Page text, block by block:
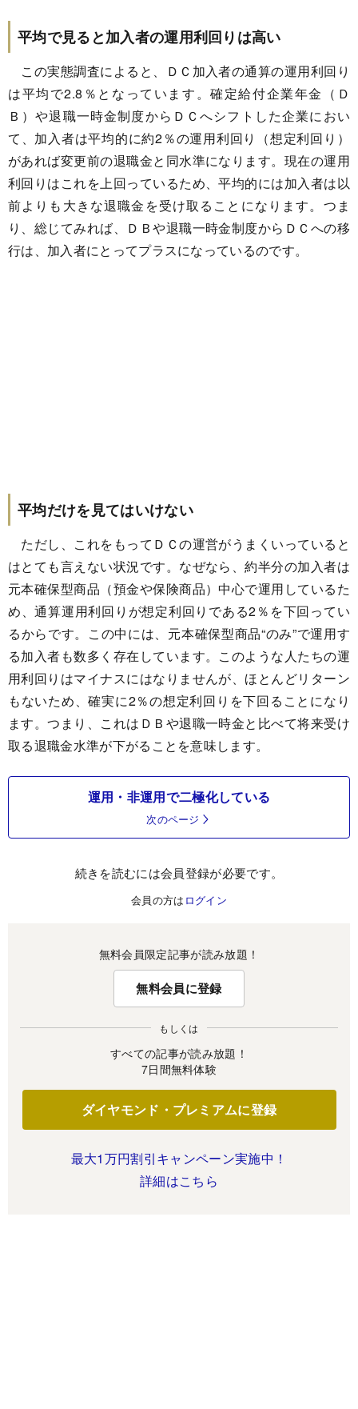
平均で見ると加入者の運用利回りは高い
この実態調査によると、ＤＣ加入者の通算の運用利回り
は平均で2.8％となっています。確定給付企業年金（Ｄ
Ｂ）や退職一時金制度からＤＣへシフトした企業におい
て、加入者は平均的に約2％の運用利回り（想定利回り）
があれば変更前の退職金と同水準になります。現在の運用
利回りはこれを上回っているため、平均的には加入者は以
前よりも大きな退職金を受け取ることになります。つま
り、総じてみれば、ＤＢや退職一時金制度からＤＣへの移
行は、加入者にとってプラスになっているのです。
平均だけを見てはいけない
ただし、これをもってＤＣの運営がうまくいっていると
はとても言えない状況です。なぜなら、約半分の加入者は
元本確保型商品（預金や保険商品）中心で運用しているた
め、通算運用利回りが想定利回りである2％を下回ってい
るからです。この中には、元本確保型商品“のみ”で運用す
る加入者も数多く存在しています。このような人たちの運
用利回りはマイナスにはなりませんが、ほとんどリターン
もないため、確実に2％の想定利回りを下回ることになり
ます。つまり、これはＤＢや退職一時金と比べて将来受け
取る退職金水準が下がることを意味します。
運用・非運用で二極化している
次のページ
続きを読むには会員登録が必要です。
会員の方は ログイン
無料会員限定記事が読み放題！
無料会員に登録
もしくは
すべての記事が読み放題！
7日間無料体験
ダイヤモンド・プレミアムに登録
最大1万円割引キャンペーン実施中！
詳細はこちら